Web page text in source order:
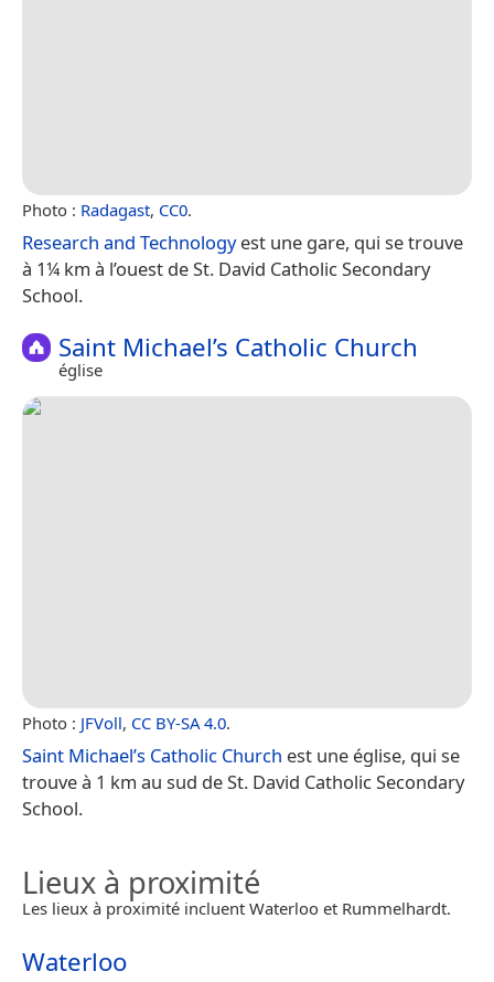
Photo : Radagast, CC0.
Research and Technologyest une gare, qui se trouve
à 1¼ km à l’ouest de St. David Catholic Secondary
School.
Saint Michael’s Catholic Church
église
Photo : JFVoll, CC BY-SA 4.0.
Saint Michael’s Catholic Church est une église, qui se
trouve à 1 km au sud de St. David Catholic Secondary
School.
Lieux à proximité
Les lieux à proximité incluent Waterloo et Rummelhardt.
Waterloo